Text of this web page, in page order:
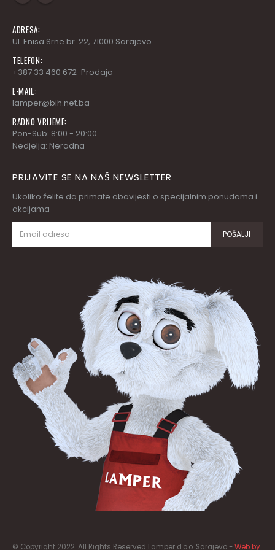
ADRESA:
Ul. Enisa Srne br. 22, 71000 Sarajevo
TELEFON:
+387 33 460 672-Prodaja
E-MAIL:
lamper@bih.net.ba
RADNO VRIJEME:
Pon-Sub: 8:00 - 20:00
Nedjelja: Neradna
PRIJAVITE SE NA NAŠ NEWSLETTER
Ukoliko želite da primate obavijesti o specijalnim ponudama i
akcijama
© Copyright 2022. All Rights Reserved Lamper d.o.o. Sarajevo -Web by